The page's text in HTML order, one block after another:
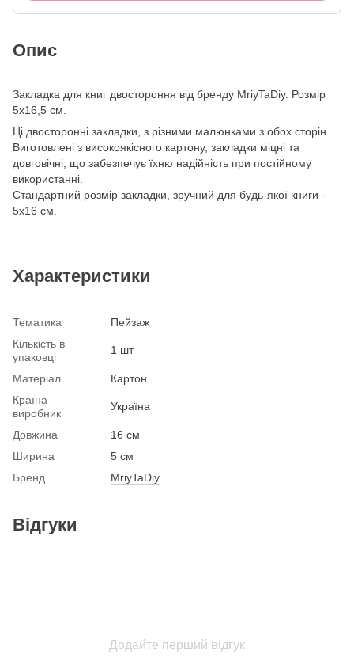
Опис
Закладка для книг двостороння від бренду MriyTaDiy. Розмір
5х16,5 см.
Ці двосторонні закладки, з різними малюнками з обох сторін.
Виготовлені з високоякісного картону, закладки міцні та
довговічні, що забезпечує їхню надійність при постійному
використанні.
Стандартний розмір закладки, зручний для будь-якої книги -
5х16 см.
Характеристики
Тематика
Пейзаж
Кількість в
упаковці
1 шт
Матеріал
Картон
Країна
виробник
Україна
Довжина
16 см
Ширина
5 см
Бренд
MriyTaDiy
Відгуки
Додайте перший відгук